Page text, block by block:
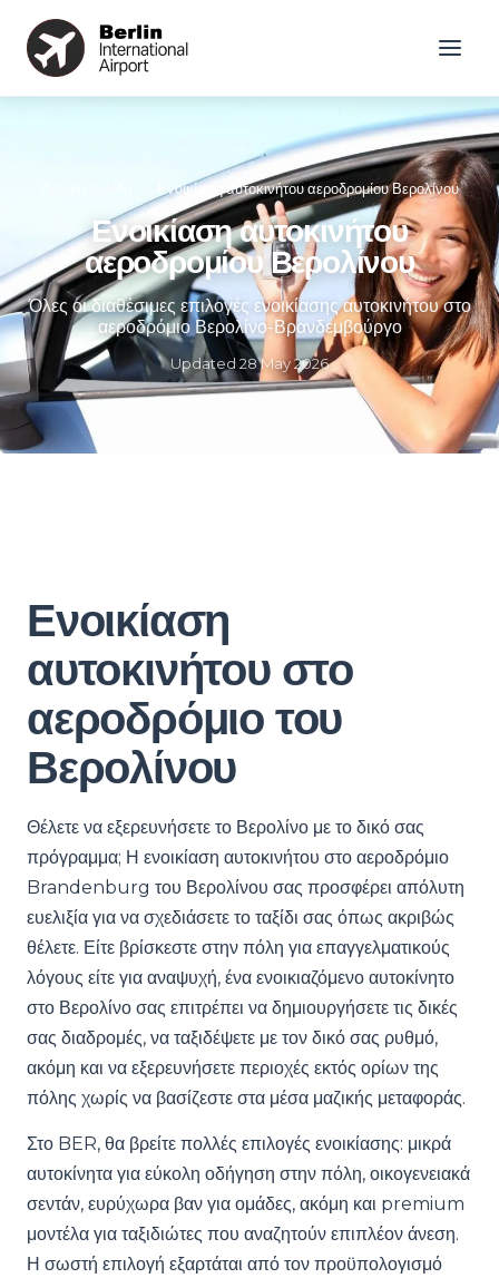
Ενοικίαση αυτοκινήτου αεροδρομίου Βερολίνου
Ενοικίαση αυτοκινήτου
αεροδρομίου Βερολίνου
Όλες οι διαθέσιμες επιλογές ενοικίασης αυτοκινήτου στο
αεροδρόμιο Βερολίνο-Βρανδεμβούργο
Updated28 May 2026
Ενοικίαση
αυτοκινήτου στο
αεροδρόμιο του
Βερολίνου
Θέλετε να εξερευνήσετε το Βερολίνο με το δικό σας
πρόγραμμα; Η ενοικίαση αυτοκινήτου στο αεροδρόμιο
Brandenburg του Βερολίνου σας προσφέρει απόλυτη
ευελιξία για να σχεδιάσετε το ταξίδι σας όπως ακριβώς
θέλετε. Είτε βρίσκεστε στην πόλη για επαγγελματικούς
λόγους είτε για αναψυχή, ένα ενοικιαζόμενο αυτοκίνητο
στο Βερολίνο σας επιτρέπει να δημιουργήσετε τις δικές
σας διαδρομές, να ταξιδέψετε με τον δικό σας ρυθμό,
ακόμη και να εξερευνήσετε περιοχές εκτός ορίων της
πόλης χωρίς να βασίζεστε στα μέσα μαζικής μεταφοράς.
Στο BER, θα βρείτε πολλές επιλογές ενοικίασης: μικρά
αυτοκίνητα για εύκολη οδήγηση στην πόλη, οικογενειακά
σεντάν, ευρύχωρα βαν για ομάδες, ακόμη και premium
μοντέλα για ταξιδιώτες που αναζητούν επιπλέον άνεση.
Η σωστή επιλογή εξαρτάται από τον προϋπολογισμό